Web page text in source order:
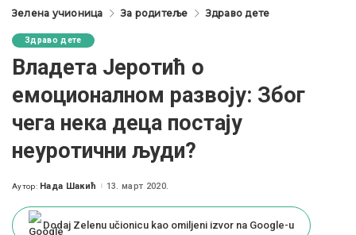
Зелена учионица За родитеље Здраво дете
Здраво дете
Владета Јеротић о
емоционалном развоју: Због
чега нека деца постају
неуротични људи?
Posted
Аутор: Нада Шакић 13. март 2020.
Dodaj Zelenu učionicu kao omiljeni izvor na Google-u